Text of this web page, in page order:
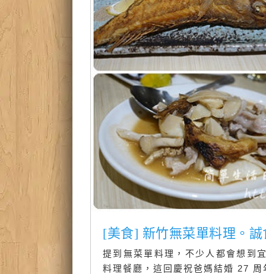
[美食] 新竹無菜單料理。
提到無菜單料理，不少人都會想到
料理餐廳，這回慶祝爸媽結婚 27